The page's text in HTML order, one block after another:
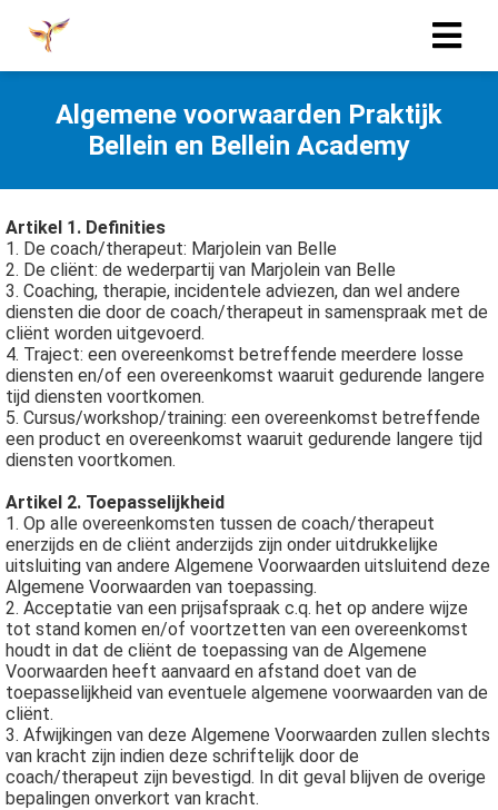
Algemene voorwaarden Praktijk
Bellein en Bellein Academy
Artikel 1. Definities
1. De coach/therapeut: Marjolein van Belle
2. De cliënt: de wederpartij van Marjolein van Belle
3. Coaching, therapie, incidentele adviezen, dan wel andere
diensten die door de coach/therapeut in samenspraak met de
cliënt worden uitgevoerd.
4. Traject: een overeenkomst betreffende meerdere losse
diensten en/of een overeenkomst waaruit gedurende langere
tijd diensten voortkomen.
5. Cursus/workshop/training: een overeenkomst betreffende
een product en overeenkomst waaruit gedurende langere tijd
diensten voortkomen.
Artikel 2. Toepasselijkheid
1. Op alle overeenkomsten tussen de coach/therapeut
enerzijds en de cliënt anderzijds zijn onder uitdrukkelijke
uitsluiting van andere Algemene Voorwaarden uitsluitend deze
Algemene Voorwaarden van toepassing.
2. Acceptatie van een prijsafspraak c.q. het op andere wijze
tot stand komen en/of voortzetten van een overeenkomst
houdt in dat de cliënt de toepassing van de Algemene
Voorwaarden heeft aanvaard en afstand doet van de
toepasselijkheid van eventuele algemene voorwaarden van de
cliënt.
3. Afwijkingen van deze Algemene Voorwaarden zullen slechts
van kracht zijn indien deze schriftelijk door de
coach/therapeut zijn bevestigd. In dit geval blijven de overige
bepalingen onverkort van kracht.